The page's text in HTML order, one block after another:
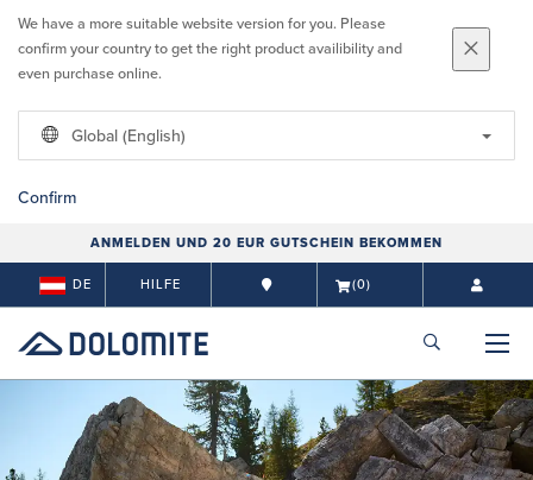
We have a more suitable website version for you. Please
confirm your country to get the right product availibility and
even purchase online.
Global (English)
Confirm
ANMELDEN UND 20 EUR GUTSCHEIN BEKOMMEN
DE HILFE (0)